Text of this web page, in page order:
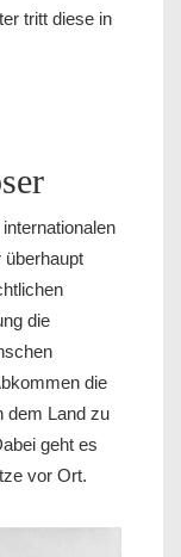
tritt diese in
überhaupt
die
die
dem Land zu
geht es
vor Ort.